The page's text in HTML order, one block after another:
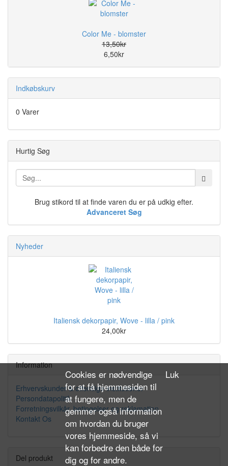
Color Me - blomster
13,50kr
6,50kr
Indkøbskurv
0 Varer
Hurtig Søg
Brug stikord til at finde varen du er på udkig efter.
Advanceret Søg
Nyheder
Italiensk dekorpapir, Wove - lilla / pink
24,00kr
Information
Erhvervskunder & offentlige institutioner
Persondatapolitik
Forretningsvilkår, betingelser og reklamation
Kontakt Os
Del produkt
Cookies er nødvendige
for at få hjemmesiden til
at fungere, men de
gemmer også information
om hvordan du bruger
vores hjemmeside, så vi
kan forbedre den både for
dig og for andre.
Luk